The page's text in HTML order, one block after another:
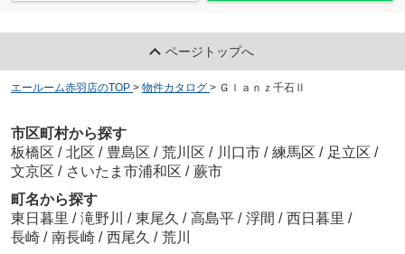
ページトップへ
エールーム赤羽店のTOP > 物件カタログ > Ｇｌａｎｚ千石Ⅱ
市区町村から探す
板橋区 / 北区 / 豊島区 / 荒川区 / 川口市 / 練馬区 / 足立区 /
文京区 / さいたま市浦和区 / 蕨市
町名から探す
東日暮里 / 滝野川 / 東尾久 / 高島平 / 浮間 / 西日暮里 /
長崎 / 南長崎 / 西尾久 / 荒川